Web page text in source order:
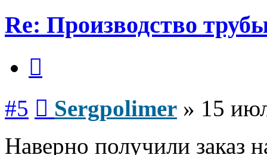
Re: Производство
#5 Sergpolimer » 15
Наверно получили заказ